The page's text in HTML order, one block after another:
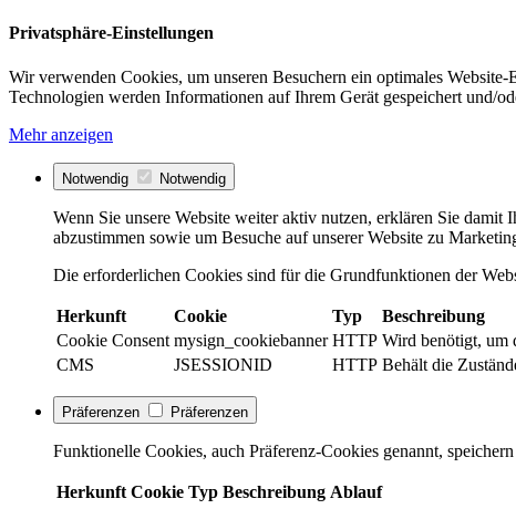
Privatsphäre-Einstellungen
Wir verwenden Cookies, um unseren Besuchern ein optimales
Technologien werden Informationen auf Ihrem Gerät gespeichert und/
Mehr anzeigen
Notwendig Notwendig
Wenn Sie unsere Website weiter aktiv nutzen, erklären Sie
abzustimmen sowie um Besuche auf unserer Website zu
Die erforderlichen Cookies sind für die Grundfunktionen der
Herkunft Cookie Typ Beschreibung
Cookie Consent mysign_cookiebanner HTTP Wird benötigt, um
CMS
JSESSIONID HTTP Behält die
Präferenzen Präferenzen
Funktionelle Cookies, auch Präferenz-Cookies genannt,
Herkunft Cookie Typ Beschreibung Ablauf